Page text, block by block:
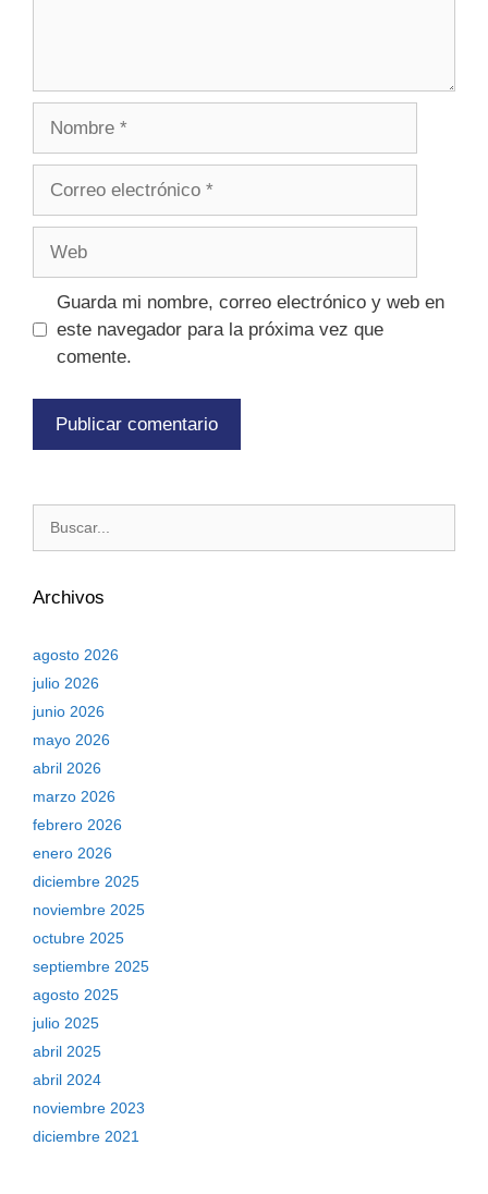
Guarda mi nombre, correo electrónico y web en
este navegador para la próxima vez que
comente.
Archivos
agosto 2026
julio 2026
junio 2026
mayo 2026
abril 2026
marzo 2026
febrero 2026
enero 2026
diciembre 2025
noviembre 2025
octubre 2025
septiembre 2025
agosto 2025
julio 2025
abril 2025
abril 2024
noviembre 2023
diciembre 2021